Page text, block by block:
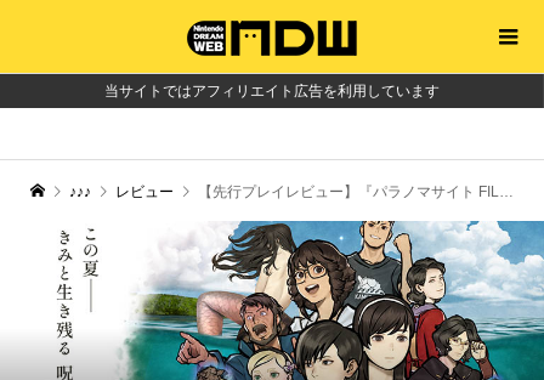
当サイトではアフィリエイト広告を利用しています
♪♪♪ レビュー 【先行プレイレビュー】『パラノマサイト FILE38 伊勢人魚物語』丁寧な作りで魅せる青春群像伝奇、その理由とは[ネタバレなし]